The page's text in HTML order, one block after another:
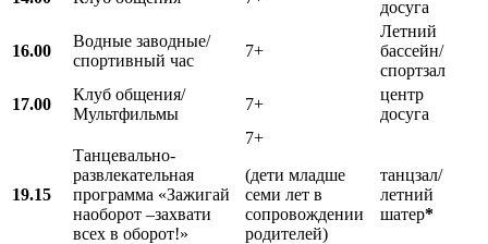
досуга
16.00
Водные заводные/
спортивный час
7+
Летний
бассейн/
спортзал
17.00
Клуб общения/
Мультфильмы
7+
центр
досуга
19.15
Танцевально-
развлекательная
программа «Зажигай
наоборот –захвати
всех в оборот!»
7+
(дети младше
семи лет в
сопровождении
родителей)
танцзал/
летний
шатер*